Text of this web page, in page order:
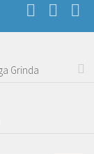
Grinda